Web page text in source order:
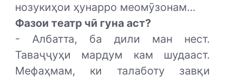
нозукиҳои ҳунарро меомӯзонам…
Фазои театр чӣ гуна аст?
- Албатта, ба дили ман нест.
Таваҷҷуҳи мардум кам шудааст.
Мефаҳмам, ки талаботу завқи